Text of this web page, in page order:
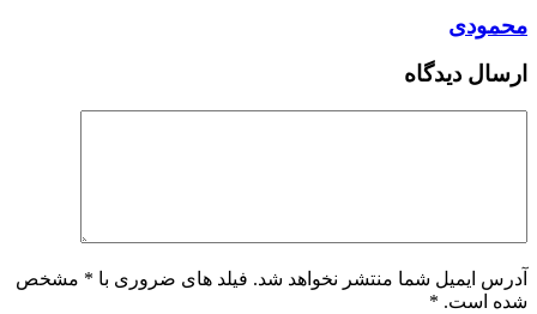
محمودی
ارسال دیدگاه
آدرس ایمیل شما منتشر نخواهد شد. فیلد های ضروری با * مشخص
شده است. *